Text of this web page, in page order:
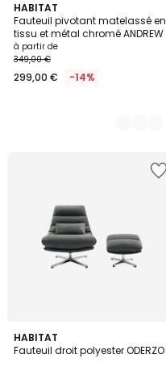
HABITAT
Fauteuil pivotant matelassé en
tissu et métal chromé ANDREW
à partir de
349,00 €
299,00 € -14%
4
Couleurs
HABITAT
Fauteuil droit polyester ODERZO
3
Couleurs